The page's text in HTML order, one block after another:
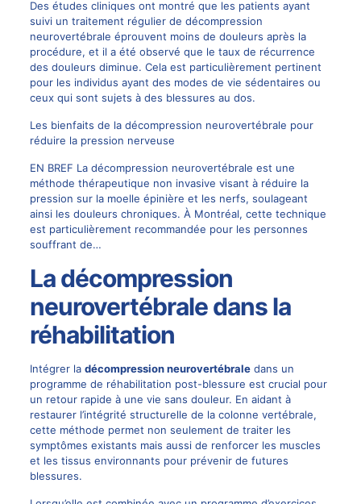
Des études cliniques ont montré que les patients ayant
suivi un traitement régulier de décompression
neurovertébrale éprouvent moins de douleurs après la
procédure, et il a été observé que le taux de récurrence
des douleurs diminue. Cela est particulièrement pertinent
pour les individus ayant des modes de vie sédentaires ou
ceux qui sont sujets à des blessures au dos.
Les bienfaits de la décompression neurovertébrale pour
réduire la pression nerveuse
EN BREF La décompression neurovertébrale est une
méthode thérapeutique non invasive visant à réduire la
pression sur la moelle épinière et les nerfs, soulageant
ainsi les douleurs chroniques. À Montréal, cette technique
est particulièrement recommandée pour les personnes
souffrant de…
La décompression
neurovertébrale dans la
réhabilitation
Intégrer la décompression neurovertébraledans un
programme de réhabilitation post-blessure est crucial pour
un retour rapide à une vie sans douleur. En aidant à
restaurer l’intégrité structurelle de la colonne vertébrale,
cette méthode permet non seulement de traiter les
symptômes existants mais aussi de renforcer les muscles
et les tissus environnants pour prévenir de futures
blessures.